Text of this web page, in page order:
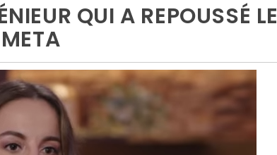
QUI A REPOUSSÉ LE